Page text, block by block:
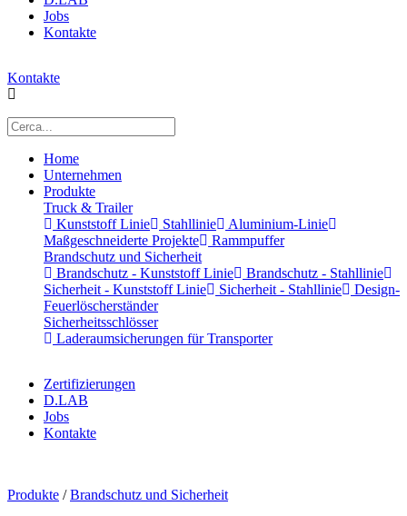
Jobs
Kontakte
Kontakte
Home
Unternehmen
Produkte
Truck & Trailer
Kunststoff Linie
Stahllinie
Aluminium-Linie
Maßgeschneiderte Projekte
Rammpuffer
Brandschutz und Sicherheit
Brandschutz - Kunststoff Linie
Brandschutz - Stahllinie
Sicherheit - Kunststoff Linie
Sicherheit - Stahllinie
Design-
Feuerlöscherständer
Sicherheitsschlösser
Laderaumsicherungen für Transporter
Zertifizierungen
D.LAB
Jobs
Kontakte
Produkte /Brandschutz und Sicherheit